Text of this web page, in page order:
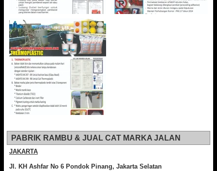
PABRIK RAMBU & JUAL CAT MARKA JALAN
JAKARTA
Jl. KH Ashfar No 6 Pondok Pinang, Jakarta Selatan